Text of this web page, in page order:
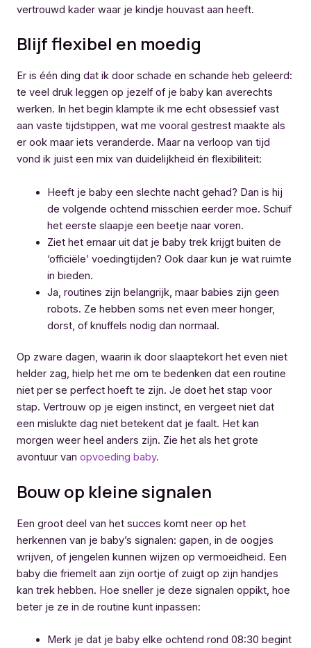
vertrouwd kader waar je kindje houvast aan heeft.
Blijf flexibel en moedig
Er is één ding dat ik door schade en schande heb geleerd:
te veel druk leggen op jezelf of je baby kan averechts
werken. In het begin klampte ik me echt obsessief vast
aan vaste tijdstippen, wat me vooral gestrest maakte als
er ook maar iets veranderde. Maar na verloop van tijd
vond ik juist een mix van duidelijkheid én flexibiliteit:
Heeft je baby een slechte nacht gehad? Dan is hij
de volgende ochtend misschien eerder moe. Schuif
het eerste slaapje een beetje naar voren.
Ziet het ernaar uit dat je baby trek krijgt buiten de
‘officiële’ voedingtijden? Ook daar kun je wat ruimte
in bieden.
Ja, routines zijn belangrijk, maar babies zijn geen
robots. Ze hebben soms net even meer honger,
dorst, of knuffels nodig dan normaal.
Op zware dagen, waarin ik door slaaptekort het even niet
helder zag, hielp het me om te bedenken dat een routine
niet per se perfect hoeft te zijn. Je doet het stap voor
stap. Vertrouw op je eigen instinct, en vergeet niet dat
een mislukte dag niet betekent dat je faalt. Het kan
morgen weer heel anders zijn. Zie het als het grote
avontuur van opvoeding baby.
Bouw op kleine signalen
Een groot deel van het succes komt neer op het
herkennen van je baby’s signalen: gapen, in de oogjes
wrijven, of jengelen kunnen wijzen op vermoeidheid. Een
baby die friemelt aan zijn oortje of zuigt op zijn handjes
kan trek hebben. Hoe sneller je deze signalen oppikt, hoe
beter je ze in de routine kunt inpassen:
Merk je dat je baby elke ochtend rond 08:30 begint